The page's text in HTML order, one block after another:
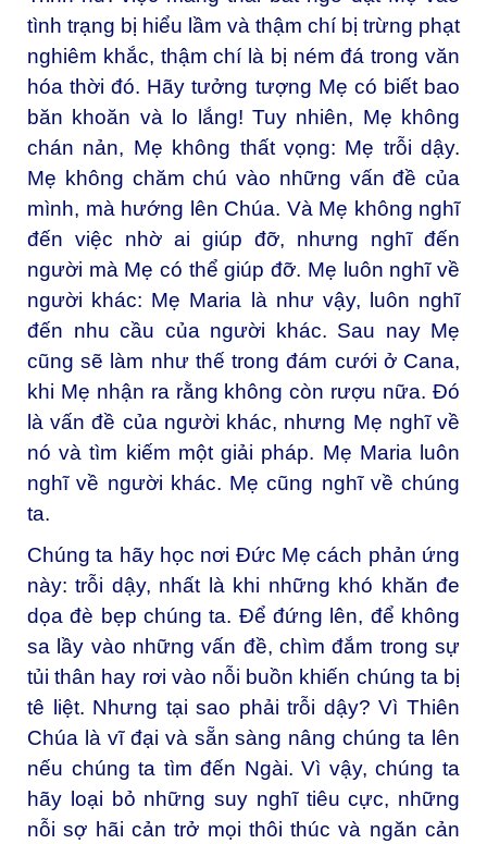
tình trạng bị hiểu lầm và thậm chí bị trừng phạt
nghiêm khắc, thậm chí là bị ném đá trong văn
hóa thời đó. Hãy tưởng tượng Mẹ có biết bao
băn khoăn và lo lắng! Tuy nhiên, Mẹ không
chán nản, Mẹ không thất vọng: Mẹ trỗi dậy.
Mẹ không chăm chú vào những vấn đề của
mình, mà hướng lên Chúa. Và Mẹ không nghĩ
đến việc nhờ ai giúp đỡ, nhưng nghĩ đến
người mà Mẹ có thể giúp đỡ. Mẹ luôn nghĩ về
người khác: Mẹ Maria là như vậy, luôn nghĩ
đến nhu cầu của người khác. Sau nay Mẹ
cũng sẽ làm như thế trong đám cưới ở Cana,
khi Mẹ nhận ra rằng không còn rượu nữa. Đó
là vấn đề của người khác, nhưng Mẹ nghĩ về
nó và tìm kiếm một giải pháp. Mẹ Maria luôn
nghĩ về người khác. Mẹ cũng nghĩ về chúng
ta.
Chúng ta hãy học nơi Đức Mẹ cách phản ứng
này: trỗi dậy, nhất là khi những khó khăn đe
dọa đè bẹp chúng ta. Để đứng lên, để không
sa lầy vào những vấn đề, chìm đắm trong sự
tủi thân hay rơi vào nỗi buồn khiến chúng ta bị
tê liệt. Nhưng tại sao phải trỗi dậy? Vì Thiên
Chúa là vĩ đại và sẵn sàng nâng chúng ta lên
nếu chúng ta tìm đến Ngài. Vì vậy, chúng ta
hãy loại bỏ những suy nghĩ tiêu cực, những
nỗi sợ hãi cản trở mọi thôi thúc và ngăn cản